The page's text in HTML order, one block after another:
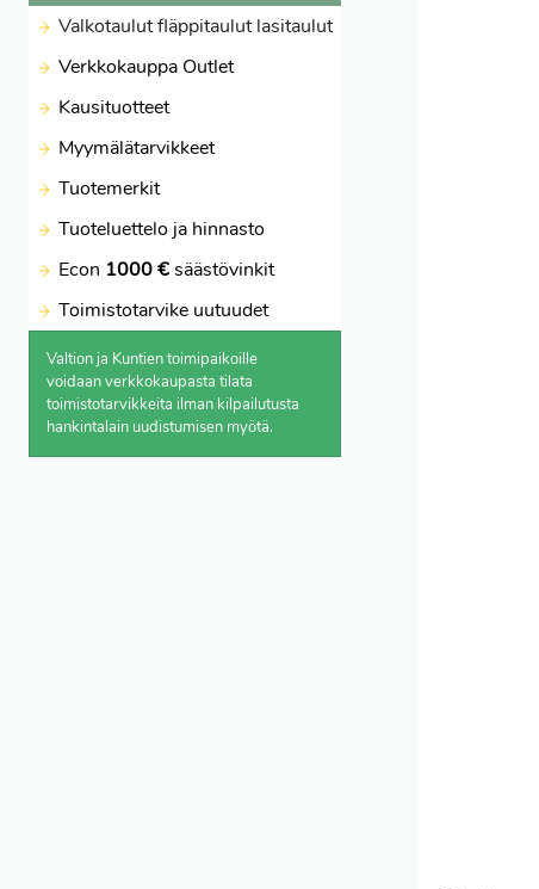
Valkotaulut fläppitaulut lasitaulut
Verkkokauppa Outlet
Kausituotteet
Myymälätarvikkeet
Tuotemerkit
Tuoteluettelo ja hinnasto
Econ 1000 €säästövinkit
Toimistotarvike uutuudet
Valtion ja Kuntien toimipaikoille
voidaan verkkokaupasta tilata
toimistotarvikkeita ilman kilpailutusta
hankintalain uudistumisen myötä.